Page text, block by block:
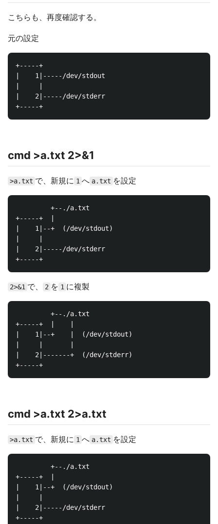
こちらも、再度確認する。
元の設定
+-----+
|    1|-----/dev/stdout
|    2|-----/dev/stderr
cmd >a.txt 2>&1
>a.txt で、新規に 1 へ a.txt を設定
         +--./a.txt
+-----+  |
|    1|--+  (/dev/stdout)
|    2|-----/dev/stderr
2>&1 で、 2 を 1 に複製
         +--./a.txt
+-----+  |    |
|    1|--+    |  (/dev/stdout)
|    2|-------+  (/dev/stderr)
cmd >a.txt 2>a.txt
>a.txt で、新規に 1 へ a.txt を設定
         +--./a.txt
+-----+  |
|    1|--+  (/dev/stdout)
|    2|-----/dev/stderr